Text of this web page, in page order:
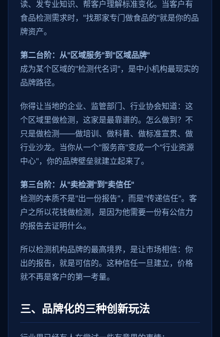
读、发专业知识、帮客户理解标准变化。当客户有
食品检测需求时，"找那家专门做食品的"就是你的品
牌资产。
第二台阶：从"区域服务"到"区域品牌"
成为某个区域的"检测代名词"，是中小机构最现实的
品牌路径。
你得让当地的企业、监管部门、行业协会知道：这
个区域里做检测，这家是最靠谱的。怎么做到？不
只是做检测——做培训、做科普、做标准宣贯、做
行业沙龙。当你从一个"服务商"变成一个"行业资源
中心"，你的品牌壁垒就建立起来了。
第三台阶：从"卖检测"到"卖信任"
检测的本质不是"出一份报告"，而是"传递信任"。客
户之所以花钱做检测，是因为他需要一份有公信力
的报告去证明什么。
所以检测机构品牌的最高境界，是让市场相信：你
出的报告，就是可信的。这种信任一旦建立，价格
就不再是客户的第一考量。
三、品牌化的三种创新玩法